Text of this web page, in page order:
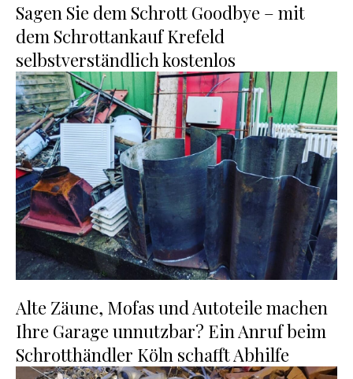
Sagen Sie dem Schrott Goodbye – mit
dem Schrottankauf Krefeld
selbstverständlich kostenlos
Alte Zäune, Mofas und Autoteile machen
Ihre Garage unnutzbar? Ein Anruf beim
Schrotthändler Köln schafft Abhilfe